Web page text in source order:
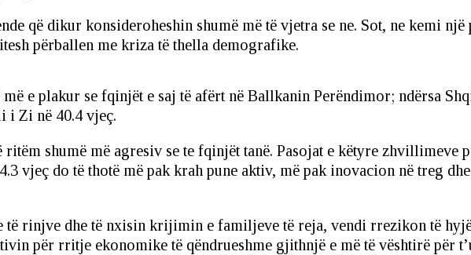
që dikur konsideroheshin shumë më të vjetra se ne. Sot, ne kemi
përballen me kriza të thella demografike.
e plakur se fqinjët e saj të afërt në Ballkanin Perëndimor; ndërsa
i Zi në 40.4 vjeç.
shumë më agresiv se te fqinjët tanë. Pasojat e këtyre zhvillimeve
vjeç do të thotë më pak krah pune aktiv, më pak inovacion në treg
rinjve dhe të nxisin krijimin e familjeve të reja, vendi rrezikon të
për rritje ekonomike të qëndrueshme gjithnjë e më të vështirë për